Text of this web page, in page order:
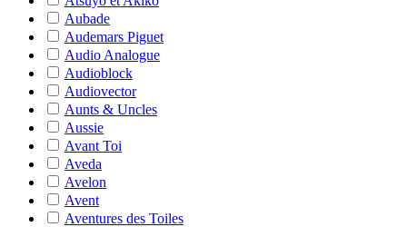
Aubade
Audemars Piguet
Audio Analogue
Audioblock
Audiovector
Aunts & Uncles
Aussie
Avant Toi
Aveda
Avelon
Avent
Aventures des Toiles